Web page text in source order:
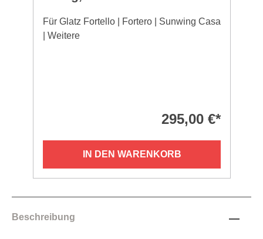
Für Glatz Fortello | Fortero | Sunwing Casa
| Weitere
295,00 €*
IN DEN WARENKORB
Beschreibung